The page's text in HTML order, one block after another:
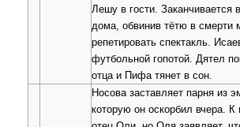
Лешу в гости.
дома, обвинив тётю в
репетировать спектакль.
футбольной гопотой. Дятел
отца и Пифа тянет в сон.
Носова заставляет парня из
которую он оскорбил вчера.